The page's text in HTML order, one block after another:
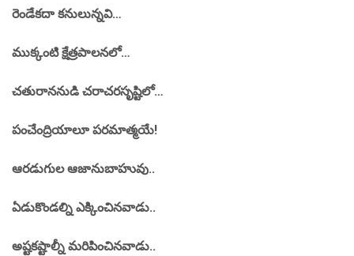
రెండేకదా కనులున్నవి…
ముక్కంటి క్షేత్రపాలనలో…
చతురాననుడి చరాచరసృష్టిలో…
పంచేంద్రియాలూ పరమాత్మయే!
ఆరడుగుల ఆజానుబాహువు..
ఏడుకొండల్ని ఎక్కించినవాడు..
అష్టకష్టాల్నీ మరిపించినవాడు..